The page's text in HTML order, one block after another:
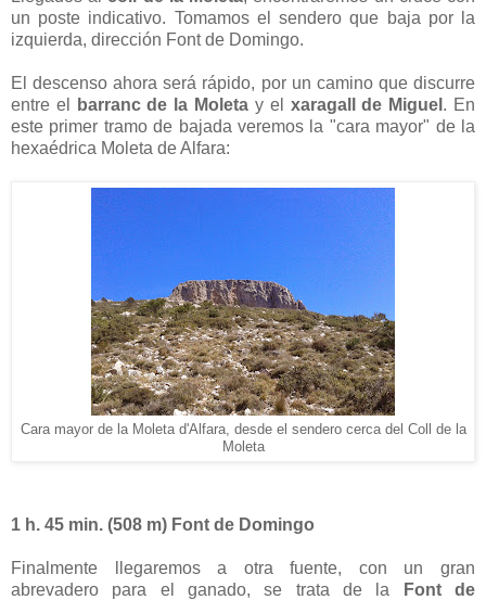
un poste indicativo. Tomamos el sendero que baja por la
izquierda, dirección Font de Domingo.
El descenso ahora será rápido, por un camino que discurre
entre el
barranc de la Moleta y el xaragall de Miguel . En
este primer tramo de bajada veremos la "cara mayor" de la
hexaédrica Moleta de Alfara:
Cara mayor de la Moleta d'Alfara, desde el sendero cerca del Coll de la
Moleta
1 h. 45 min. (508 m) Font de Domingo
Finalmente llegaremos a otra fuente, con un gran
abrevadero para el ganado, se trata de la
Font de